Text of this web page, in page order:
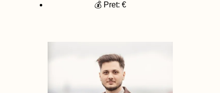
💰 Pret: €